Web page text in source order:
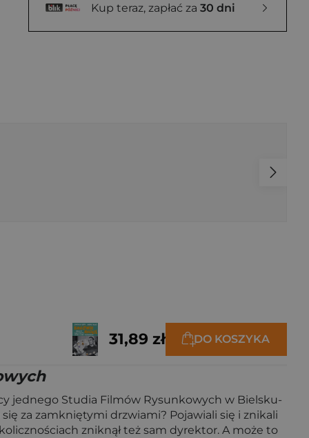
Kup teraz, zapłać za 30 dni
31,89 zł DO KOSZYKA
jednego Studia Filmów Rysunkowych w Bielsku-
za zamkniętymi drzwiami? Pojawiali się i znikali
zniknął też sam dyrektor. A może to